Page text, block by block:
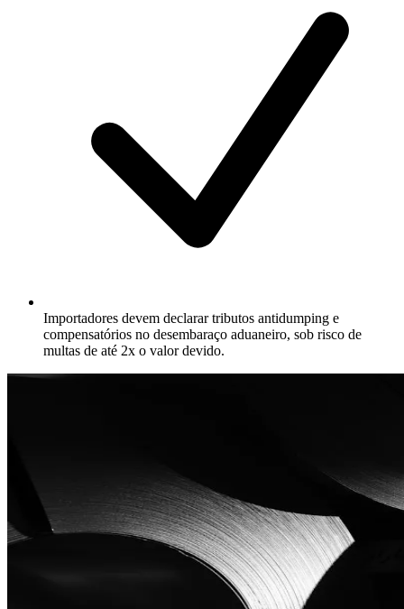
Importadores devem declarar tributos antidumping e
compensatórios no desembaraço aduaneiro, sob risco de
multas de até 2x o valor devido.